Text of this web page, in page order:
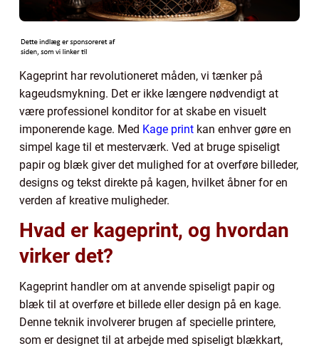
Kageprint har revolutioneret måden, vi tænker på
kageudsmykning. Det er ikke længere nødvendigt at
være professionel konditor for at skabe en visuelt
imponerende kage. Med Kage print kan enhver gøre en
simpel kage til et mesterværk. Ved at bruge spiseligt
papir og blæk giver det mulighed for at overføre billeder,
designs og tekst direkte på kagen, hvilket åbner for en
verden af kreative muligheder.
Hvad er kageprint, og hvordan
virker det?
Kageprint handler om at anvende spiseligt papir og
blæk til at overføre et billede eller design på en kage.
Denne teknik involverer brugen af specielle printere,
som er designet til at arbejde med spiseligt blækkart,